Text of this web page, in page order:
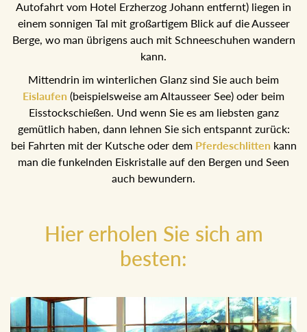
Die Langlaufloipen um die Blaa-Alm(ca. 10 Minuten
Autofahrt vom Hotel Erzherzog Johann entfernt) liegen in
einem sonnigen Tal mit großartigem Blick auf die Ausseer
Mittendrin im winterlichen Glanz sind Sie auch beim
Eislaufen(beispielsweise am Altausseer See) oder beim
Eisstockschießen. Und wenn Sie es am liebsten ganz
gemütlich haben, dann lehnen Sie sich entspannt zurück:
bei Fahrten mit der Kutsche oder dem
Hier erholen Sie sich am
besten: